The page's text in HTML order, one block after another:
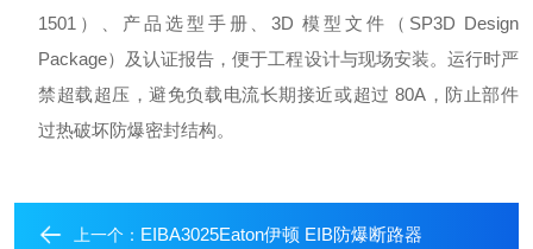
1501）
、产品选型手册、3D 模型文件（SP3D Design
Package）
及认证报告 ，便于工程设计与现场安装。运行时严
禁超载超压，避免负载电流长期接近或超过 80A，防止部件
过热破坏防爆密封结构。
上一个： EIBA3025Eaton伊顿 EIB防爆断路器